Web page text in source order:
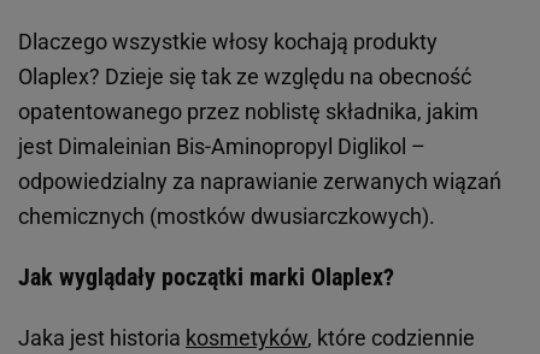
Dlaczego wszystkie włosy kochają produkty
Olaplex? Dzieje się tak ze względu na obecność
opatentowanego przez noblistę składnika, jakim
jest Dimaleinian Bis-Aminopropyl Diglikol –
odpowiedzialny za naprawianie zerwanych wiązań
chemicznych (mostków dwusiarczkowych).
Jak wyglądały początki marki Olaplex?
Jaka jest historia kosmetyków, które codziennie